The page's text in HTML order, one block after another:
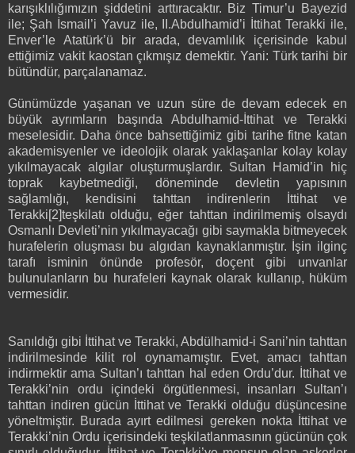
karışıklılığımızın şiddetini arttıracaktır. Biz Timur’u Bayezid
ile; Şah İsmail’i Yavuz ile, II.Abdulhamid’i İttihat Terakki ile,
Enver’le Atatürk’ü bir arada, devamlılık içerisinde kabul
ettiğimiz vakit kaostan çıkmışız demektir. Yani: Türk tarihi bir
bütündür, parçalanamaz.
Günümüzde yaşanan ve uzun süre de devam edecek en
büyük ayrımların başında Abdulhamid-İttihat ve Terakki
meselesidir. Daha önce bahsettiğimiz gibi tarihe fitne katan
akademisyenler ve ideolojik olarak yaklaşanlar kolay kolay
yıkılmayacak algılar oluşturmuşlardır. Sultan Hamid’in hiç
toprak kaybetmediği, döneminde devletin yapısının
sağlamlığı, kendisini tahttan indirenlerin İttihat ve
Terakki[2]teşkilatı olduğu, eğer tahttan indirilmemiş olsaydı
Osmanlı Devleti’nin yıkılmayacağı gibi saymakla bitmeyecek
hurafelerin oluşması bu algıdan kaynaklanmıştır. İşin ilginç
tarafı isminin önünde profesör, doçent gibi unvanlar
bulunulanların bu hurafeleri kaynak olarak kullanıp, hüküm
vermesidir.
Sanıldığı gibi İttihat ve Terakki, Abdülhamid-i Sani’nin tahttan
indirilmesinde kilit rol oynamamıştır. Evet, amacı tahttan
indirmektir ama Sultan’ı tahttan hal eden Ordu’dur. İttihat ve
Terakki’nin ordu içindeki örgütlenmesi, insanları Sultan’ı
tahttan indiren gücün İttihat ve Terakki olduğu düşüncesine
yöneltmiştir. Burada ayırt edilmesi gereken nokta İttihat ve
Terakki’nin Ordu içerisindeki teşkilatlanmasının gücünün çok